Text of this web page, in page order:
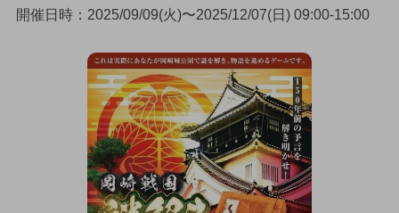
開催日時：2025/09/09(火)〜2025/12/07(日) 09:00-15:00